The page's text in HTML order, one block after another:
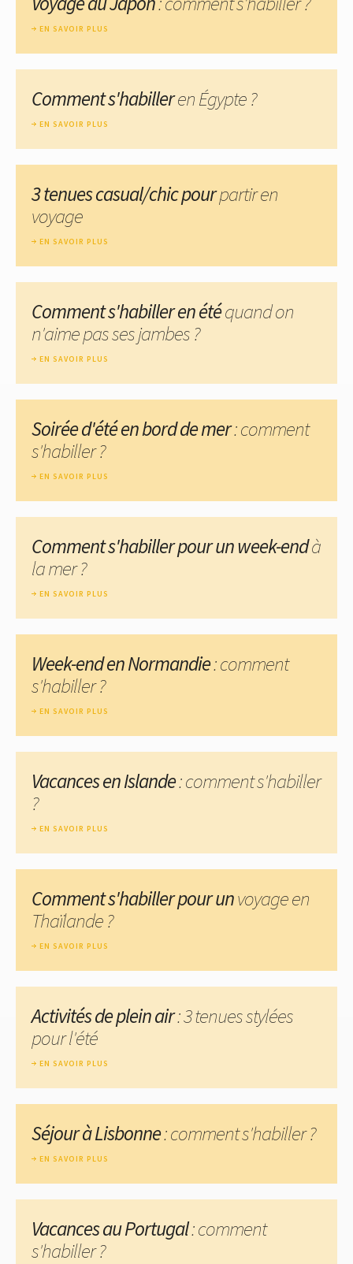
EN SAVOIR PLUS
Comment s'habilleren Égypte ?
EN SAVOIR PLUS
3 tenues casual/chic pourpartir en
voyage
EN SAVOIR PLUS
Comment s'habiller en étéquand on
n'aime pas ses jambes ?
EN SAVOIR PLUS
Soirée d'été en bord de mer: comment
s'habiller ?
EN SAVOIR PLUS
Comment s'habiller pour un week-endà
la mer ?
EN SAVOIR PLUS
Week-end en Normandie: comment
s'habiller ?
EN SAVOIR PLUS
Vacances en Islande: comment s'habiller
?
EN SAVOIR PLUS
Comment s'habiller pour unvoyage en
Thaïlande ?
EN SAVOIR PLUS
Activités de plein air: 3 tenues stylées
pour l'été
EN SAVOIR PLUS
Séjour à Lisbonne: comment s'habiller ?
EN SAVOIR PLUS
Vacances au Portugal: comment
s'habiller ?